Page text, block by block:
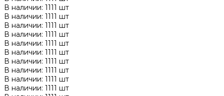
В наличии: 1111 шт
В наличии: 1111 шт
В наличии: 1111 шт
В наличии: 1111 шт
В наличии: 1111 шт
В наличии: 1111 шт
В наличии: 1111 шт
В наличии: 1111 шт
В наличии: 1111 шт
В наличии: 1111 шт